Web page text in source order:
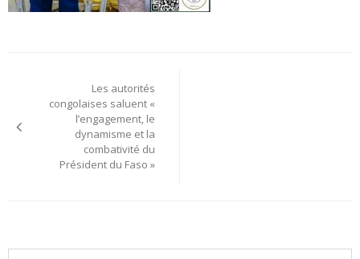
l’article
Les autorités
congolaises saluent «
l’engagement, le
dynamisme et la
combativité du
Président du Faso »